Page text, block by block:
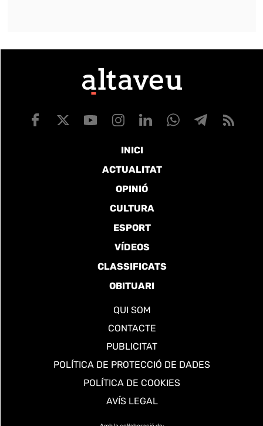
INICI
ACTUALITAT
OPINIÓ
CULTURA
ESPORT
VÍDEOS
CLASSIFICATS
OBITUARI
QUI SOM
CONTACTE
PUBLICITAT
POLÍTICA DE PROTECCIÓ DE DADES
POLÍTICA DE COOKIES
AVÍS LEGAL